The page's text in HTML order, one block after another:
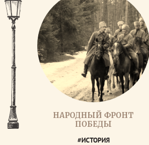
НАРОДНЫЙ ФРОНТ
ПОБЕДЫ
#ИСТОРИЯ